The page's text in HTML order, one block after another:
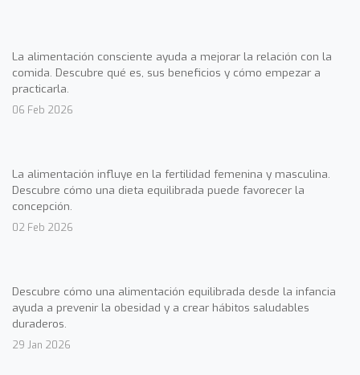
La alimentación consciente ayuda a mejorar la relación con la
comida. Descubre qué es, sus beneficios y cómo empezar a
practicarla.
06 Feb 2026
La alimentación influye en la fertilidad femenina y masculina.
Descubre cómo una dieta equilibrada puede favorecer la
concepción.
02 Feb 2026
Descubre cómo una alimentación equilibrada desde la infancia
ayuda a prevenir la obesidad y a crear hábitos saludables
duraderos.
29 Jan 2026